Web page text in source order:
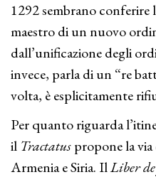
1292 sembrano conferire
maestro di un nuovo
dall’unificazione degli
invece, parla di un “re
volta, è esplicitamente
Per quanto riguarda
il Tractatuspropone la
Armenia e Siria. IlLiber